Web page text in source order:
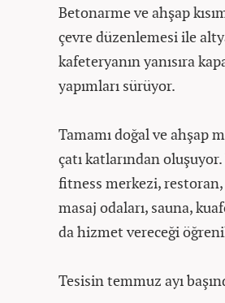
Betonarme ve ahşap
çevre düzenlemesi ile
kafeteryanın yanısıra
yapımları sürüyor.
Tamamı doğal ve ahşap
çatı katlarından
fitness merkezi, restoran,
masaj odaları, sauna,
da hizmet vereceği
Tesisin temmuz ayı